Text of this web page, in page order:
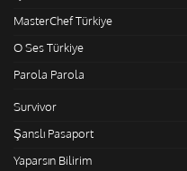
MasterChef Türkiye
O Ses Türkiye
Parola Parola
Survivor
Şanslı Pasaport
Yaparsın Bilirim